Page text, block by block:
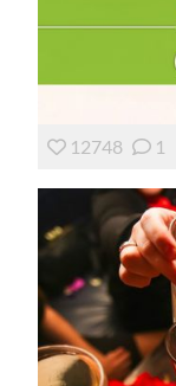
12748 1